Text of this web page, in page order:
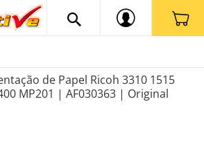
de Papel Ricoh 3310 1515
MP201 | AF030363 | Original